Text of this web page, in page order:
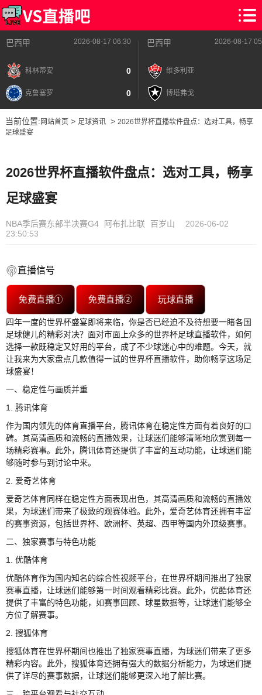
巴西甲 2026-08-17 06:30
科林蒂安 0
克鲁塞罗 0
巴西甲 2026-08-17
维多利亚
博塔弗戈
当前位置: 网站首页> 足球资讯> 2026世界杯直播软件盘点：选对工具，畅享
足球盛宴
2026世界杯直播软件盘点：选对工具，畅享
足球盛宴
NBA季后赛东部半决赛G4 阿布扎比联 百岁山
2026-06-02
23:50:53
直播信号
免费直播① 免费直播② 玩球直播
四年一度的世界杯盛宴即将来临，你是否已经迫不及待想要一睹各国
足球健儿的精彩对决？面对市面上众多的世界杯足球直播软件，如何
选择一款既稳定又好用的平台，成了不少球迷心中的难题。今天，就
让我来为大家盘点几款值得一试的世界杯直播软件，助你畅享这场足
球盛宴！
一、稳定性与画质并重
1. 腾讯体育
作为国内领先的体育直播平台，腾讯体育在稳定性方面有着良好的口
碑。其高清画质和流畅的直播效果，让球迷们能够清晰地欣赏到每一
场精彩赛事。此外，腾讯体育还提供了丰富的互动功能，让球迷们能
够随时参与到讨论中来。
2. 爱奇艺体育
爱奇艺体育同样在稳定性方面表现出色，其高清画质和流畅的直播效
果，为球迷们带来了极致的观赛体验。此外，爱奇艺体育还拥有丰富
的赛事资源，包括世界杯、欧洲杯、英超、西甲等国内外顶级赛事。
二、独家赛事与特色功能
1. 优酷体育
优酷体育作为国内知名的综合性视频平台，在世界杯期间推出了独家
赛事直播，让球迷们能够第一时间观看精彩比赛。此外，优酷体育还
提供了丰富的特色功能，如赛事回顾、球星数据等，让球迷们能够全
方位了解赛事。
2. 搜狐体育
搜狐体育在世界杯期间也推出了独家赛事直播，为球迷们带来了更多
精彩内容。此外，搜狐体育还拥有强大的数据分析能力，为球迷们提
供了详尽的赛事数据，让球迷们能够更深入地了解比赛。